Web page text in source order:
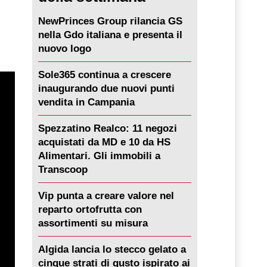
NewPrinces Group rilancia GS
nella Gdo italiana e presenta il
nuovo logo
Sole365 continua a crescere
inaugurando due nuovi punti
vendita in Campania
Spezzatino Realco: 11 negozi
acquistati da MD e 10 da HS
Alimentari. Gli immobili a
Transcoop
Vip punta a creare valore nel
reparto ortofrutta con
assortimenti su misura
Algida lancia lo stecco gelato a
cinque strati di gusto ispirato ai